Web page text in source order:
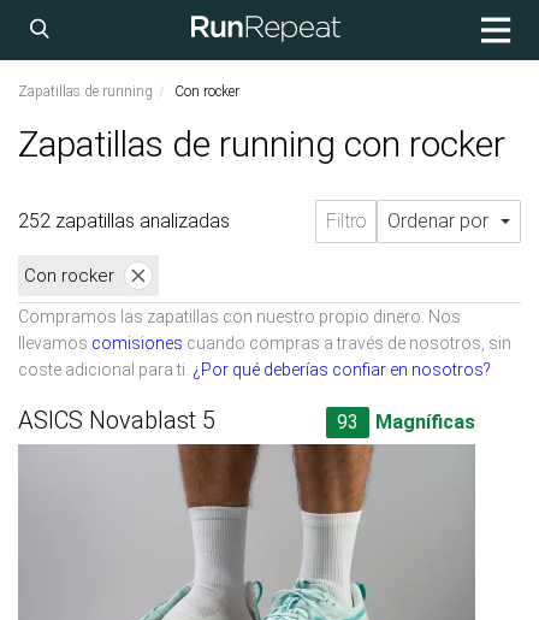
Zapatillas de running Con rocker
Zapatillas de running con rocker
252 zapatillas analizadas Filtro Ordenar por
Con rocker
Compramos las zapatillas con nuestro propio dinero. Nos
llevamos comisiones cuando compras a través de nosotros, sin
coste adicional para ti. ¿Por qué deberías confiar en nosotros?
ASICS Novablast 5 93 Magníficas